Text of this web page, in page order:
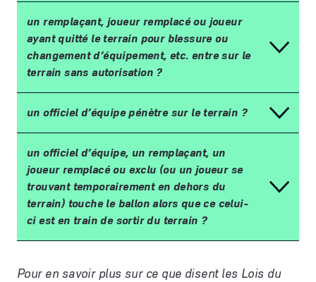
un remplaçant, joueur remplacéou joueur
ayant quittéle terrain pour blessure ou
changement d’équipement, etc. entre sur le
terrain sans autorisation ?
un officiel d’équipe pénètre sur le terrain ?
un officiel d’équipe, un remplaçant, un
joueur remplacéou exclu (ou un joueur se
trouvant temporairement en dehors du
terrain) touche le ballon alors que ce celui-
ci est en train de sortir du terrain ?
Pour en savoir plus sur ce que disent les Lois du